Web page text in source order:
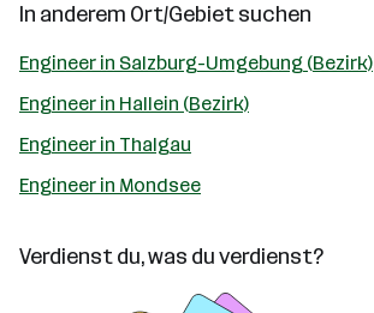
In anderem Ort/Gebiet suchen
Engineer in Salzburg-Umgebung (Bezirk)
Engineer in Hallein (Bezirk)
Engineer in Thalgau
Engineer in Mondsee
Verdienst du, was du verdienst?